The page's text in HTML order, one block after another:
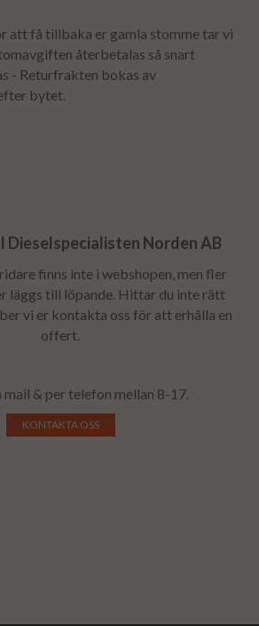
att få tillbaka er gamla stomme tar vi
återbetalas så snart
- Returfrakten bokas av
bytet.
Dieselspecialisten Norden AB
finns inte i webshopen, men fler
läggs till löpande. Hittar du inte rätt
vi er kontakta oss för att erhålla en
offert.
mail & per telefon mellan 8-17.
KONTAKTA OSS